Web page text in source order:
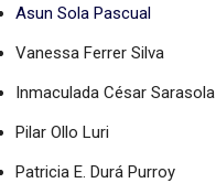
Asun Sola Pascual
Vanessa Ferrer Silva
Inmaculada César Sarasola
Pilar Ollo Luri
Patricia E. Durá Purroy